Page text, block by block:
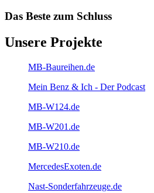
Das Beste zum Schluss
Unsere Projekte
MB-Baureihen.de
Mein Benz & Ich - Der Podcast
MB-W124.de
MB-W201.de
MB-W210.de
MercedesExoten.de
Nast-Sonderfahrzeuge.de